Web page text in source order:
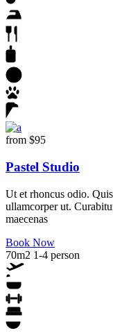
from $95
Pastel Studio
Ut et rhoncus odio.
ullamcorper ut.
maecenas
Book Now
70m2 1-4 person